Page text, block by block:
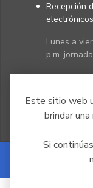
Este sitio web
brindar
Si
Recepción
Lunes a
p.m.